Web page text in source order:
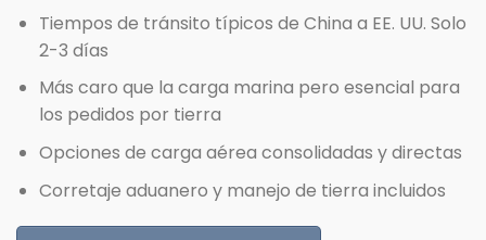
Tiempos de tránsito típicos de China a EE. UU. Solo
2-3 días
Más caro que la carga marina pero esencial para
los pedidos por tierra
Opciones de carga aérea consolidadas y directas
Corretaje aduanero y manejo de tierra incluidos